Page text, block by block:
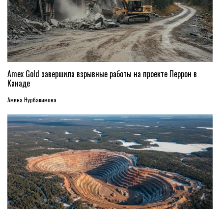
Amex Gold завершила взрывные работы на проекте Перрон в
Канаде
Амина Нурбакимова